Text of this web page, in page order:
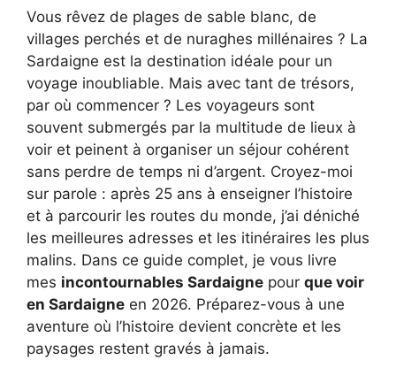
Vous rêvez de plages de sable blanc, de
villages perchés et de nuraghes millénaires ? La
Sardaigne est la destination idéale pour un
voyage inoubliable. Mais avec tant de trésors,
par où commencer ? Les voyageurs sont
souvent submergés par la multitude de lieux à
voir et peinent à organiser un séjour cohérent
sans perdre de temps ni d’argent. Croyez-moi
sur parole : après 25 ans à enseigner l’histoire
et à parcourir les routes du monde, j’ai déniché
les meilleures adresses et les itinéraires les plus
malins. Dans ce guide complet, je vous livre
mes incontournables Sardaigne pour que voir
en Sardaigne en 2026. Préparez-vous à une
aventure où l’histoire devient concrète et les
paysages restent gravés à jamais.